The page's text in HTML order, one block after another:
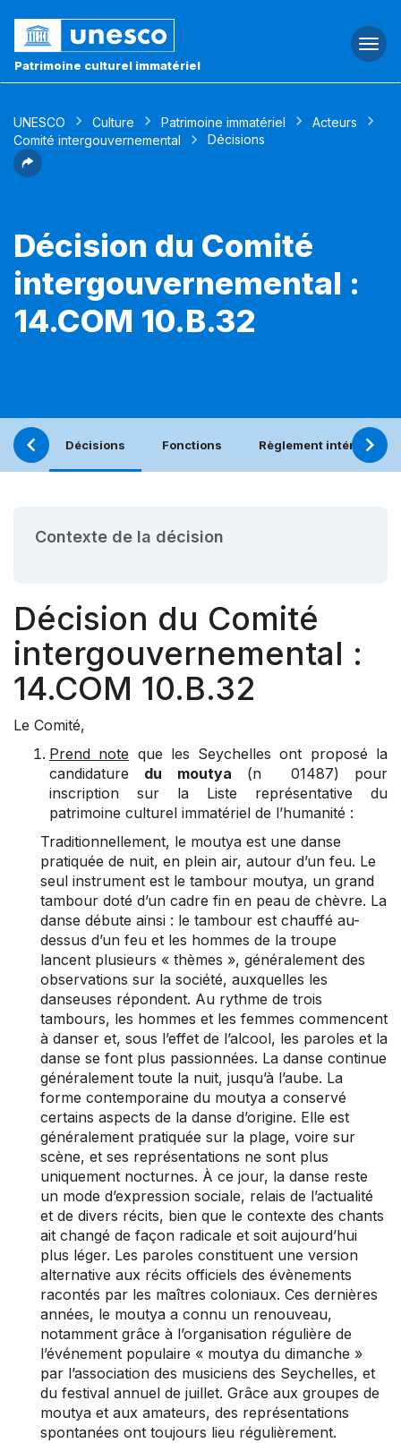
Patrimoine culturel immatériel
UNESCO Culture Patrimoine immatériel
Acteurs
Comité intergouvernemental
Décisions
Décision du Comité
intergouvernemental :
14.COM 10.B.32
Décisions Fonctions Règlement intérieur
Contexte de la décision
Décision du Comité
intergouvernemental :
14.COM 10.B.32
Le Comité,
Prend note que les Seychelles ont proposé la
candidature du moutya (n 01487) pour
inscription sur la Liste représentative du
patrimoine culturel immatériel de l’humanité :
Traditionnellement, le moutya est une danse
pratiquée de nuit, en plein air, autour d’un feu. Le
seul instrument est le tambour moutya, un grand
tambour doté d’un cadre fin en peau de chèvre. La
danse débute ainsi : le tambour est chauffé au-
dessus d’un feu et les hommes de la troupe
lancent plusieurs « thèmes », généralement des
observations sur la société, auxquelles les
danseuses répondent. Au rythme de trois
tambours, les hommes et les femmes commencent
à danser et, sous l’effet de l’alcool, les paroles et la
danse se font plus passionnées. La danse continue
généralement toute la nuit, jusqu’à l’aube. La
forme contemporaine du moutya a conservé
certains aspects de la danse d’origine. Elle est
généralement pratiquée sur la plage, voire sur
scène, et ses représentations ne sont plus
uniquement nocturnes. À ce jour, la danse reste
un mode d’expression sociale, relais de l’actualité
et de divers récits, bien que le contexte des chants
ait changé de façon radicale et soit aujourd’hui
plus léger. Les paroles constituent une version
alternative aux récits officiels des évènements
racontés par les maîtres coloniaux. Ces dernières
années, le moutya a connu un renouveau,
notamment grâce à l’organisation régulière de
l’événement populaire « moutya du dimanche »
par l’association des musiciens des Seychelles, et
du festival annuel de juillet. Grâce aux groupes de
moutya et aux amateurs, des représentations
spontanées ont toujours lieu régulièrement.